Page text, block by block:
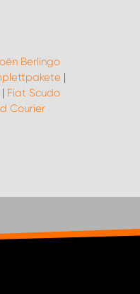
Berlingo
|
| Fiat Scudo
Courier